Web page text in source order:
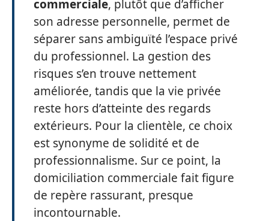
commerciale, plutôt que d’afficher
son adresse personnelle, permet de
séparer sans ambiguïté l’espace privé
du professionnel. La gestion des
risques s’en trouve nettement
améliorée, tandis que la vie privée
reste hors d’atteinte des regards
extérieurs. Pour la clientèle, ce choix
est synonyme de solidité et de
professionnalisme. Sur ce point, la
domiciliation commerciale fait figure
de repère rassurant, presque
incontournable.